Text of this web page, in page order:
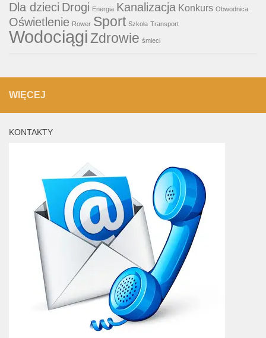
Dla dzieci Drogi Energia Kanalizacja Konkurs Obwodnica
Oświetlenie Rower Sport Szkoła Transport
WodociągiZdrowie śmieci
WIĘCEJ
KONTAKTY